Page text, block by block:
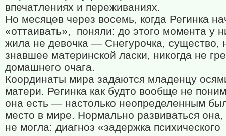
впечатлениях и переживаниях.
Но месяцев через восемь, когда Регинка
«оттаивать»,
поняли: до этого момента у
жила не девочка — Снегурочка, существо,
знавшее материнской ласки, никогда не
домашнего очага.
Координаты мира задаются младенцу
матери. Регинка как будто вообще не
она есть — настолько неопределенным
место в мире. Нормально развиваться она,
не могла: диагноз «задержка психического